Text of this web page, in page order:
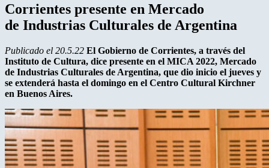
Corrientes presente en Mercado
de Industrias Culturales de Argentina
Publicado el 20.5.22 El Gobierno de Corrientes, a través del
Instituto de Cultura, dice presente en el MICA 2022, Mercado
de Industrias Culturales de Argentina, que dio inicio el jueves y
se extenderá hasta el domingo en el Centro Cultural Kirchner
en Buenos Aires.